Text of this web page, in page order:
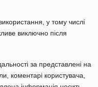
у тому числі
виключно після
за представлені на
коментарі користувача,